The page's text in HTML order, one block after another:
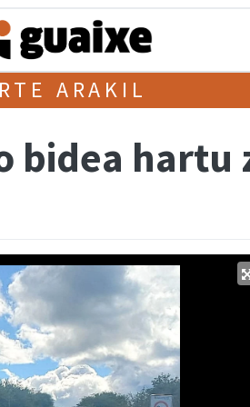
ARAKIL
bidea hartu